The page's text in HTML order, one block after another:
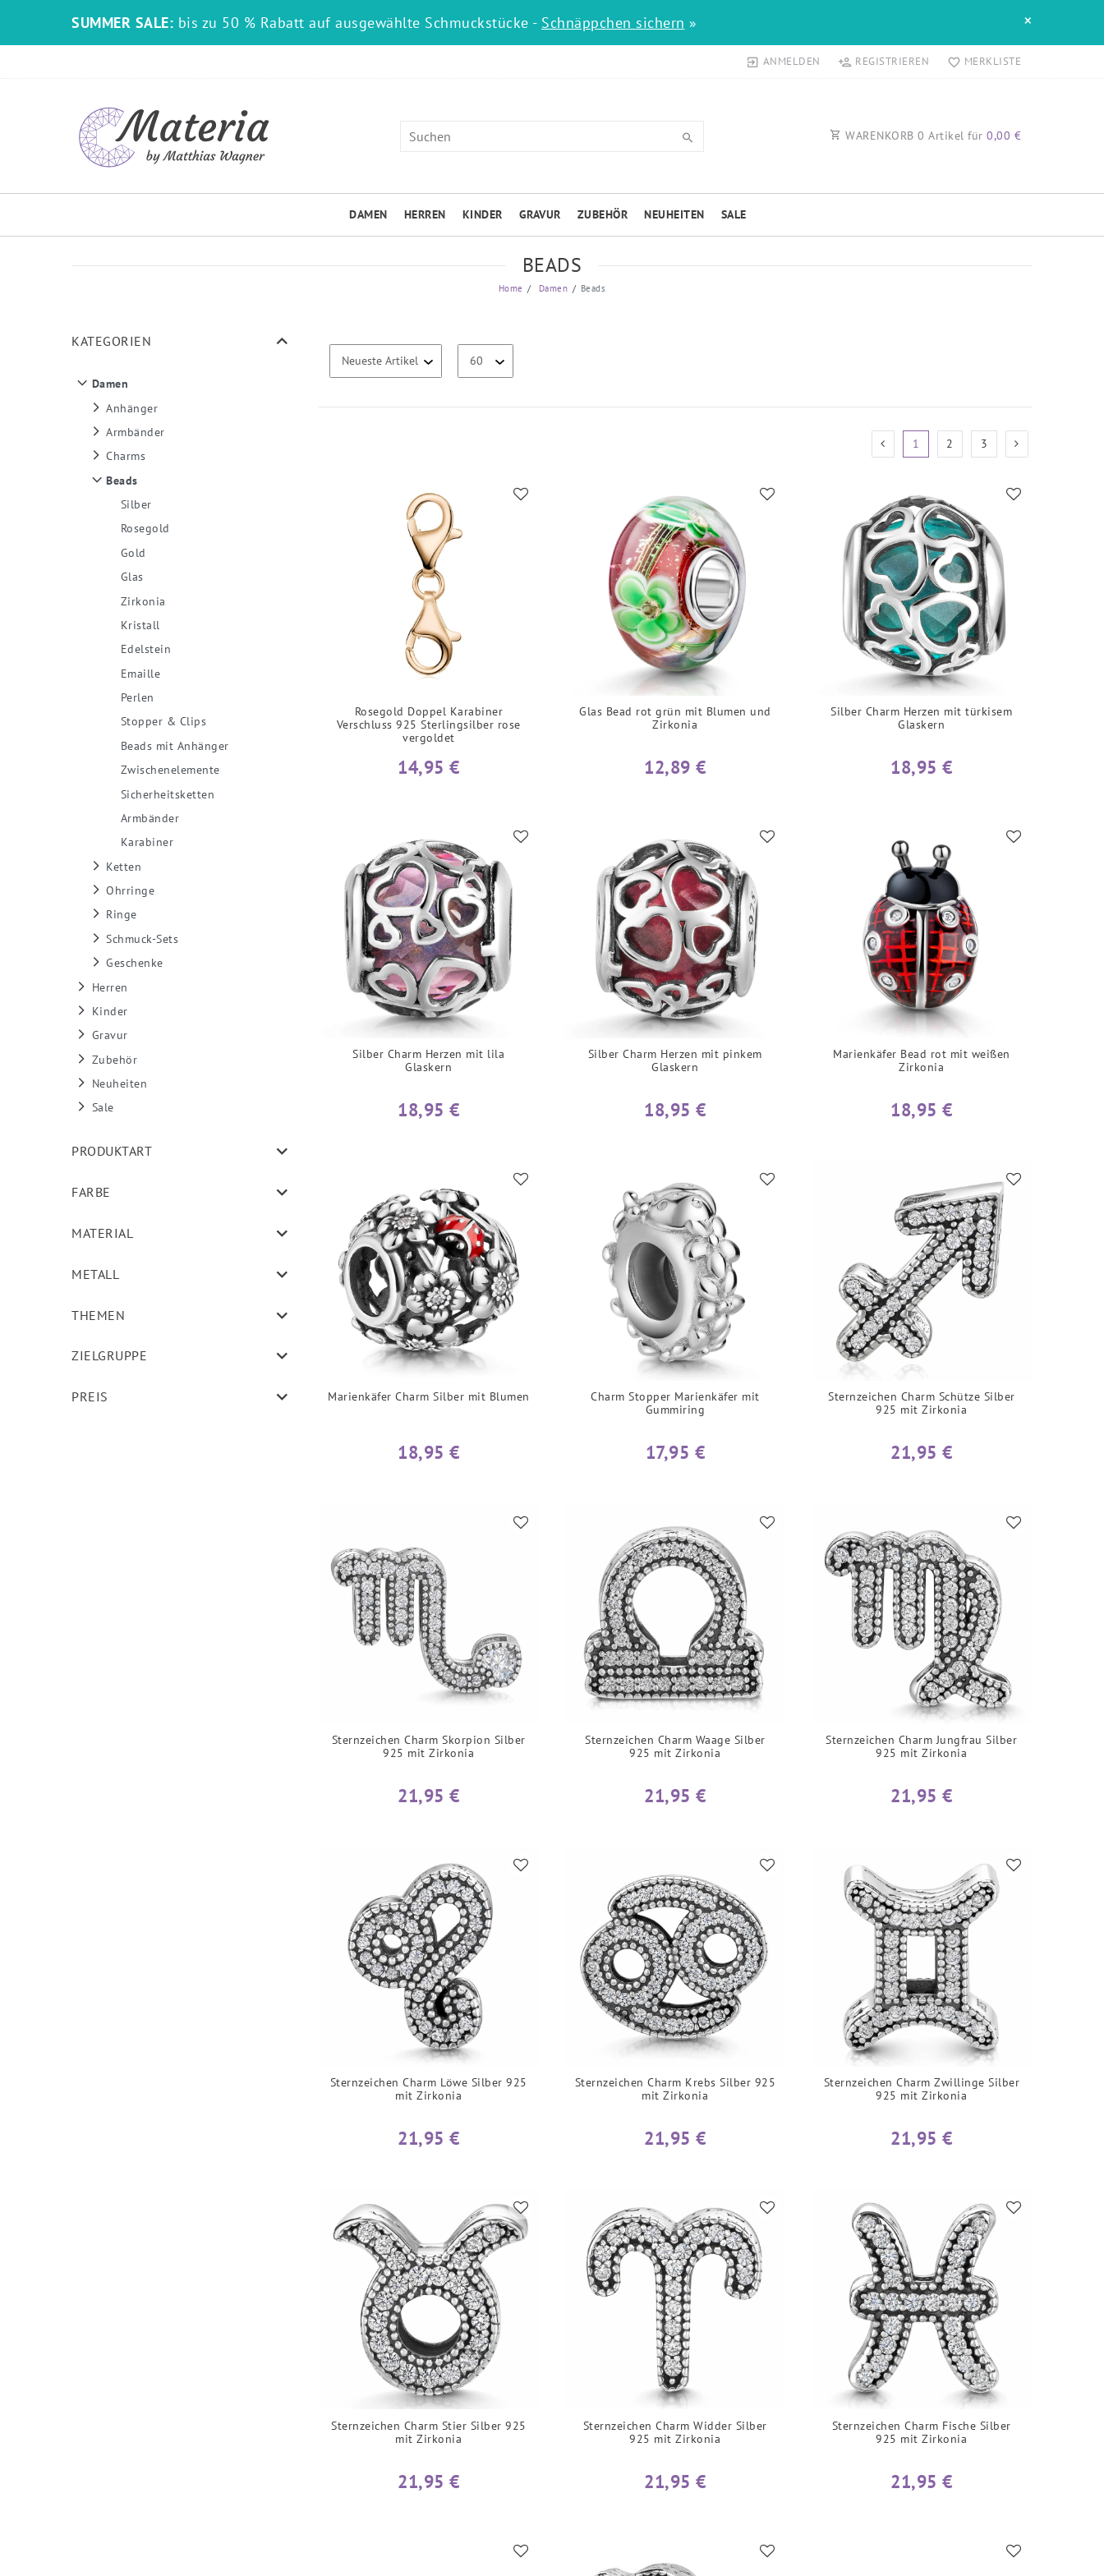
SUMMER SALE: bis zu 50 % Rabatt auf ausgewählte Schmuckstücke - Schnäppchen sichern » ×
ANMELDEN REGISTRIEREN MERKLISTE
WARENKORB 0 Artikel für 0,00 €
DAMEN HERREN KINDER GRAVUR ZUBEHÖR NEUHEITEN SALE
BEADS
Home Damen Beads
KATEGORIEN
Damen
Anhänger
Armbänder
Charms
Beads
Silber
Rosegold
Gold
Glas
Zirkonia
Kristall
Edelstein
Emaille
Perlen
Stopper & Clips
Beads mit Anhänger
Zwischenelemente
Sicherheitsketten
Armbänder
Karabiner
Ketten
Ohrringe
Ringe
Schmuck-Sets
Geschenke
Herren
Kinder
Gravur
Zubehör
Neuheiten
Sale
PRODUKTART
FARBE
MATERIAL
METALL
THEMEN
ZIELGRUPPE
PREIS
1 2 3
Rosegold Doppel Karabiner
Verschluss 925 Sterlingsilber rose
vergoldet
14,95 €
Glas Bead rot grün mit Blumen und
Zirkonia
12,89 €
Silber Charm Herzen mit türkisem
Glaskern
18,95 €
Silber Charm Herzen mit lila
Glaskern
18,95 €
Silber Charm Herzen mit pinkem
Glaskern
18,95 €
Marienkäfer Bead rot mit weißen
Zirkonia
18,95 €
Marienkäfer Charm Silber mit Blumen
18,95 €
Charm Stopper Marienkäfer mit
Gummiring
17,95 €
Sternzeichen Charm Schütze Silber
925 mit Zirkonia
21,95 €
Sternzeichen Charm Skorpion Silber
925 mit Zirkonia
21,95 €
Sternzeichen Charm Waage Silber
925 mit Zirkonia
21,95 €
Sternzeichen Charm Jungfrau Silber
925 mit Zirkonia
21,95 €
Sternzeichen Charm Löwe Silber 925
mit Zirkonia
21,95 €
Sternzeichen Charm Krebs Silber 925
mit Zirkonia
21,95 €
Sternzeichen Charm Zwillinge Silber
925 mit Zirkonia
21,95 €
Sternzeichen Charm Stier Silber 925
mit Zirkonia
21,95 €
Sternzeichen Charm Widder Silber
925 mit Zirkonia
21,95 €
Sternzeichen Charm Fische Silber
925 mit Zirkonia
21,95 €